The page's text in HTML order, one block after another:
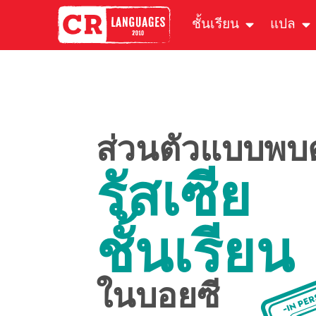
ชั้นเรียน แปล
ส่วนตัวแบบพบ
รัสเซีย
ชั้นเรียน
ในบอยซี